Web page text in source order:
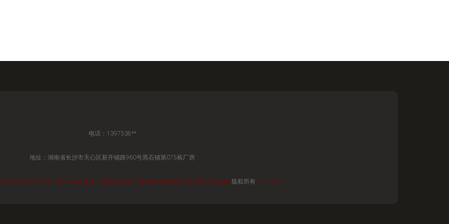
电话：1397538**
地址：湖南省长沙市天心区新开铺路960号黑石铺第075栋厂房
WWW.HNYISHENG1688.COM 建筑工程机械 湖南亿升机械设备有限公司 建筑工程机械 版权所有 SITEMAP